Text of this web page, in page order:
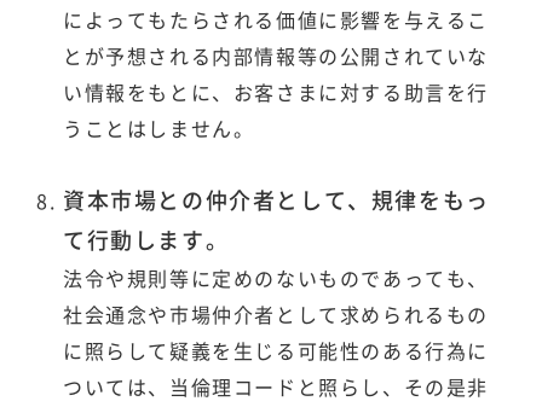
によってもたらされる価値に影響を与えるこ
とが予想される内部情報等の公開されていな
い情報をもとに、お客さまに対する助言を行
うことはしません。
資本市場との仲介者として、規律をもっ
て行動します。
法令や規則等に定めのないものであっても、
社会通念や市場仲介者として求められるもの
に照らして疑義を生じる可能性のある行為に
ついては、当倫理コードと照らし、その是非